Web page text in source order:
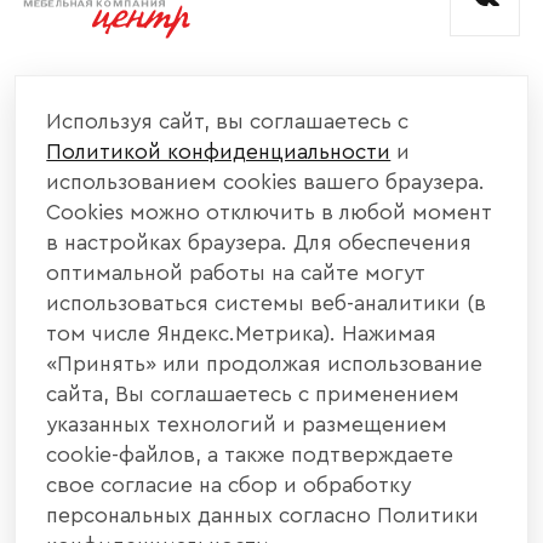
КАТАЛОГ МЕБЕЛИ
ИНФОРМАЦИЯ
НАШИ КОНТАКТЫ
+7 800 700 20 58
440004, г. Пенза, ул. Рябова, д. 31
info@interier-center.ru
Используя сайт, вы соглашаетесь с
Политикой конфиденциальности и
использованием cookies вашего браузера.
Cookies можно отключить в любой момент
в настройках браузера. Для обеспечения
оптимальной работы на сайте могут
использоваться системы веб-аналитики (в
том числе Яндекс.Метрика). Нажимая
«Принять» или продолжая использование
сайта, Вы соглашаетесь с применением
указанных технологий и размещением
cookie-файлов, а также подтверждаете
свое согласие на сбор и обработку
персональных данных согласно Политики